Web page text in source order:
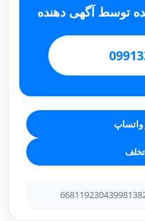
توسط آگهی دهنده
واتساپ